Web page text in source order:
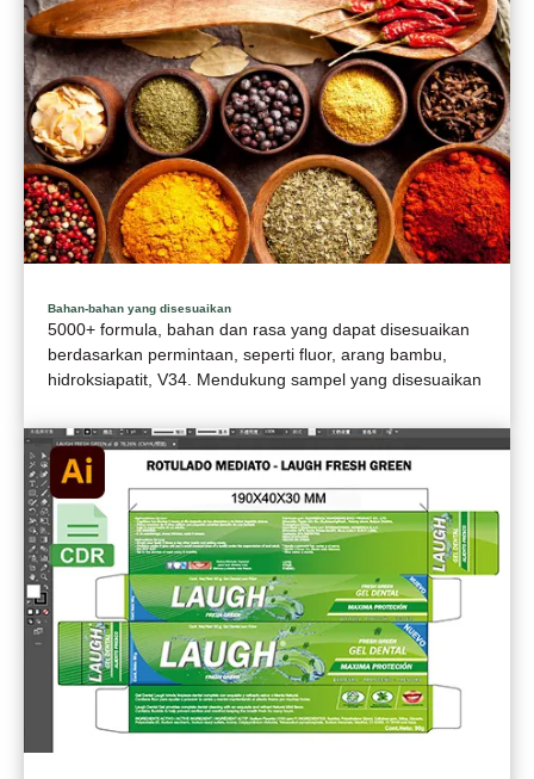
Bahan-bahan yang disesuaikan
5000+ formula, bahan dan rasa yang dapat disesuaikan
berdasarkan permintaan, seperti fluor, arang bambu,
hidroksiapatit, V34. Mendukung sampel yang disesuaikan